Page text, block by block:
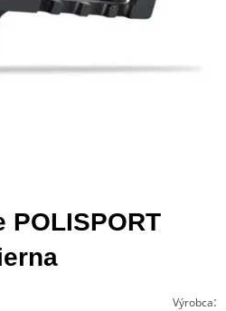
Výrobca: